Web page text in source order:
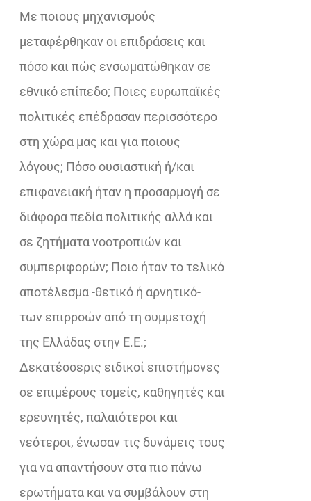
Με ποιους μηχανισμούς
μεταφέρθηκαν οι επιδράσεις και
πόσο και πώς ενσωματώθηκαν σε
εθνικό επίπεδο; Ποιες ευρωπαϊκές
πολιτικές επέδρασαν περισσότερο
στη χώρα μας και για ποιους
λόγους; Πόσο ουσιαστική ή/και
επιφανειακή ήταν η προσαρμογή σε
διάφορα πεδία πολιτικής αλλά και
σε ζητήματα νοοτροπιών και
συμπεριφορών; Ποιο ήταν το τελικό
αποτέλεσμα -θετικό ή αρνητικό-
των επιρροών από τη συμμετοχή
της Ελλάδας στην Ε.Ε.;
Δεκατέσσερις ειδικοί επιστήμονες
σε επιμέρους τομείς, καθηγητές και
ερευνητές, παλαιότεροι και
νεότεροι, ένωσαν τις δυνάμεις τους
για να απαντήσουν στα πιο πάνω
ερωτήματα και να συμβάλουν στη